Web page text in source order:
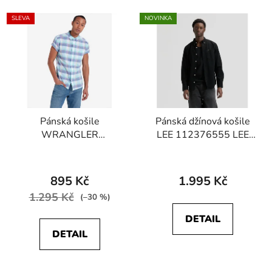
SLEVA
Pánská košile
WRANGLER
Glass
895 Kč
1.295 Kč (–30 %)
DETAIL
NOVINKA
Pánská džínová košile
LEE 112376555 LEE
1.995 Kč
DETAIL